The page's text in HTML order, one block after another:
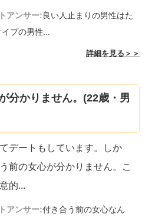
アンサー:良い人止まりの男性はた
プの男性...
詳細を見る＞＞
分かりません。(22歳・男
デートもしています。しか
前の女心が分かりません。こ
的...
アンサー:付き合う前の女心なん